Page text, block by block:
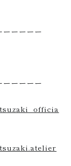
ーーーー
ーーーー